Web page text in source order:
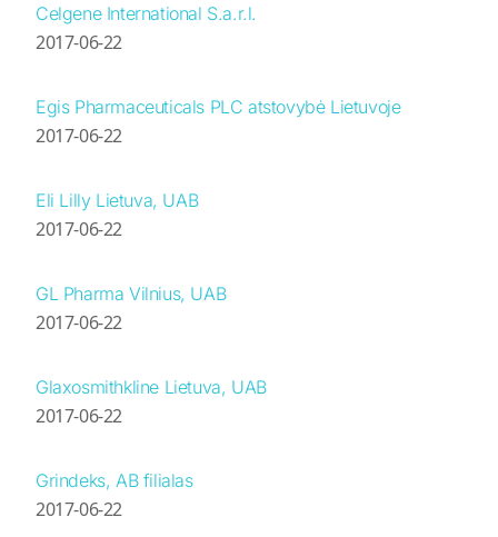
Celgene International S.a.r.l.
2017-06-22
Egis Pharmaceuticals PLC atstovybė Lietuvoje
2017-06-22
Eli Lilly Lietuva, UAB
2017-06-22
GL Pharma Vilnius, UAB
2017-06-22
Glaxosmithkline Lietuva, UAB
2017-06-22
Grindeks, AB filialas
2017-06-22